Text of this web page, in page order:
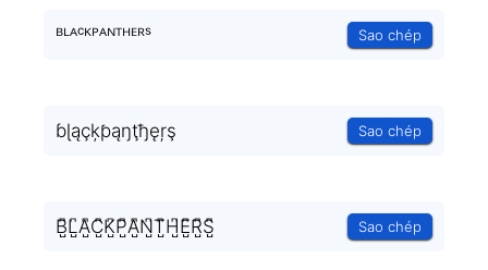
ᴮᴸᴬᶜᴷᴾᴬᴺᵀᴴᴱᴿˢ Sao chép
ɓɭąçķƥąŋţђęŗş Sao chép
B̺͆L̺͆A̺͆C̺͆K̺͆P̺͆A̺͆N̺͆T̺͆H̺͆E̺͆R̺͆S̺͆ Sao chép